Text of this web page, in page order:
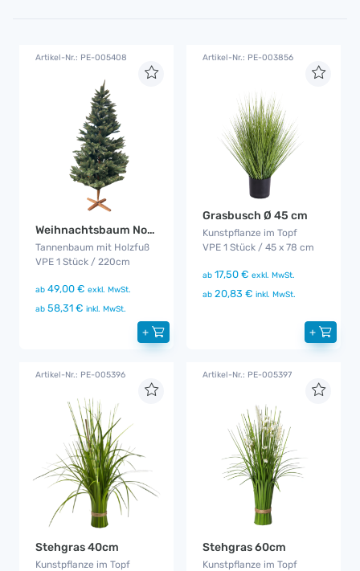
Artikel-Nr.: PE-005408
Weihnachtsbaum Nordmanntanne
Tannenbaum mit Holzfuß
VPE 1 Stück / 220cm
ab 49,00 € exkl. MwSt.
ab 58,31 € inkl. MwSt.
+
Artikel-Nr.: PE-003856
Grasbusch Ø 45 cm
Kunstpflanze im Topf
VPE 1 Stück / 45 x 78 cm
ab 17,50 € exkl. MwSt.
ab 20,83 € inkl. MwSt.
+
Artikel-Nr.: PE-005396
Stehgras 40cm
Kunstpflanze im Topf
Artikel-Nr.: PE-005397
Stehgras 60cm
Kunstpflanze im Topf